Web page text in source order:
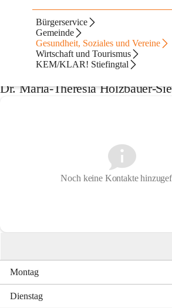
Bürgerservice
Gemeinde
Gesundheit, Soziales und Vereine
Wirtschaft und Tourismus
KEM/KLAR! Stiefingtal
Ärzte und
medizinische
Dr. Maria-Theresia Holzbauer-
Noch keine Kontakte
Montag
Dienstag